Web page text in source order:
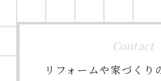
Contact
リフォームや家づくり